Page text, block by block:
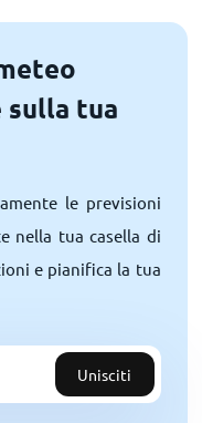
sulla tua
le previsioni
nella tua casella di
e pianifica la tua
Unisciti